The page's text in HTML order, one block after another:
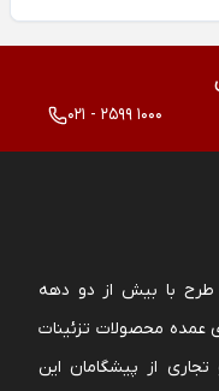
021 - 2599 1000
طرح با بیش از دو دهه
محصولات تزئینات
از پیشگامان این